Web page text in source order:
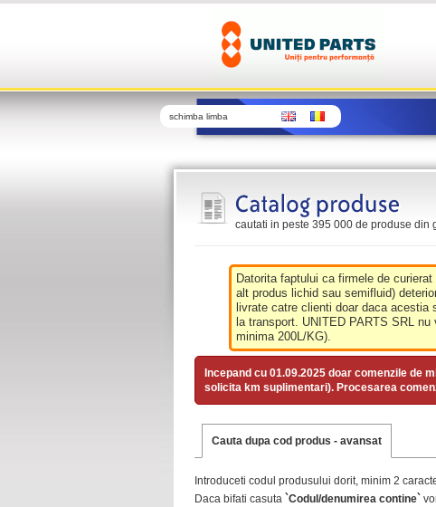
schimba limba
cautati in peste 395 000 de produse
Datorita faptului ca firmele de
alt produs lichid sau semifluid)
livrate catre clienti doar daca acestia
la transport. UNITED PARTS SRL
minima 200L/KG).
Incepand cu 01.09.2025 doar comenzile de
solicita km suplimentari). Procesarea
Cauta dupa cod produs - avansat
Introduceti codul produsului dorit, minim 2
Daca bifati casuta `Codul/denumirea contine`